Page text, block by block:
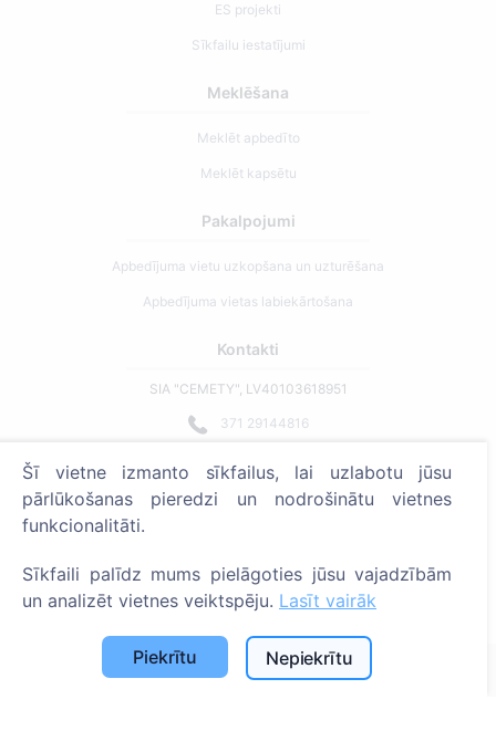
ES projekti
Sīkfailu iestatījumi
Meklēšana
Meklēt apbedīto
Meklēt kapsētu
Pakalpojumi
Apbedījuma vietu uzkopšana un uzturēšana
Apbedījuma vietas labiekārtošana
Kontakti
SIA "CEMETY", LV40103618951
371 29144816
Strādājam visā Latvijā!
Administratoriem
© 2013 - 2026 Cemety Visas tiesības aizsargātas
Privātuma politika un noteikumi.
Šī vietne izmanto sīkfailus, lai uzlabotu jūsu
pārlūkošanas pieredzi un nodrošinātu vietnes
funkcionalitāti.
Sīkfaili palīdz mums pielāgoties jūsu vajadzībām
un analizēt vietnes veiktspēju. Lasīt vairāk
Piekrītu Nepiekrītu